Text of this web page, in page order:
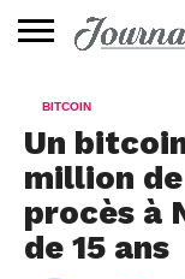
📰
EVALUATION
GUIDE
TENDANCES
À
CONTACTEZ-
BITCOIN
Un
million
procès à
de 15 ans